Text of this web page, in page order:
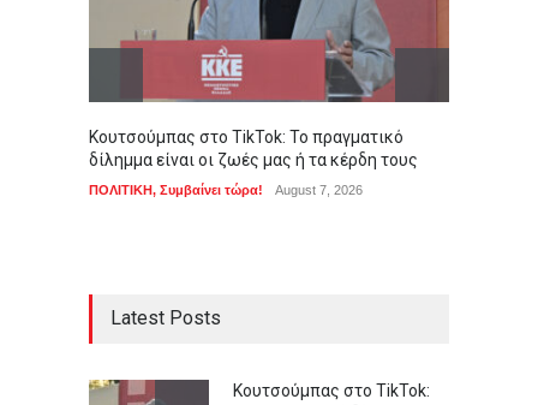
Κουτσούμπας στο TikTok: Το πραγματικό
δίλημμα είναι οι ζωές μας ή τα κέρδη τους
ΠΟΛΙΤΙΚΗ, Συμβαίνει τώρα! August 7, 2026
Latest Posts
Κουτσούμπας στο TikTok: